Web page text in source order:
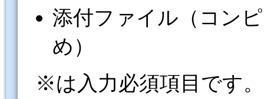
添付ファイル（コン
め）
※は入力必須項目です